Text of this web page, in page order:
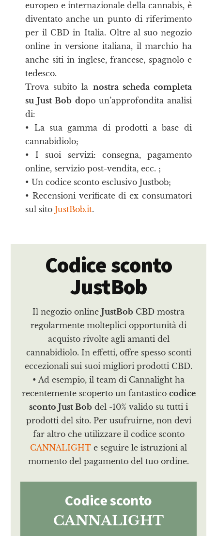
europeo e internazionale della cannabis, è
diventato anche un punto di riferimento
per il CBD in Italia. Oltre al suo negozio
online in versione italiana, il marchio ha
anche siti in inglese, francese, spagnolo e
tedesco.
Trova subito la nostra scheda completa
su Just Bob dopo un’approfondita analisi
di:
• La sua gamma di prodotti a base di
cannabidiolo;
• I suoi servizi: consegna, pagamento
online, servizio post-vendita, ecc. ;
• Un codice sconto esclusivo Justbob;
• Recensioni verificate di ex consumatori
sul sitoJustBob.it.
Codice sconto
JustBob
Il negozio online JustBob CBD mostra
regolarmente molteplici opportunità di
acquisto rivolte agli amanti del
cannabidiolo. In effetti, offre spesso sconti
eccezionali sui suoi migliori prodotti CBD.
• Ad esempio, il team di Cannalight ha
recentemente scoperto un fantastico codice
sconto Just Bob del -10% valido su tutti i
prodotti del sito. Per usufruirne, non devi
far altro che utilizzare il codice sconto
CANNALIGHT e seguire le istruzioni al
momento del pagamento del tuo ordine.
Codice sconto
CANNALIGHT